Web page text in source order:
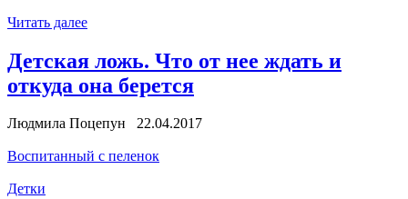
Читать далее
Детская ложь. Что от нее ждать и
откуда она берется
Людмила Поцепун 22.04.2017
Воспитанный с пеленок
Детки